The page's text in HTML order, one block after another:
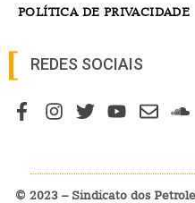
POLÍTICA DE PRIVACIDADE
REDES SOCIAIS
© 2023 – Sindicato dos